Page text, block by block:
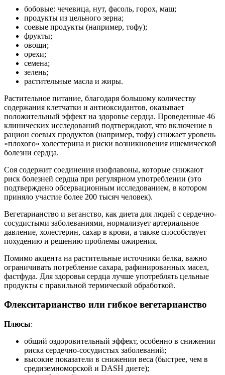
бобовые: чечевица, нут, фасоль, горох, маш;
продукты из цельного зерна;
соевые продукты (например, тофу);
фрукты;
овощи;
орехи;
семена;
зелень;
растительные масла и жиры.
Растительное питание, благодаря большому количеству
содержания клетчатки и антиоксидантов, оказывает
положительный эффект на здоровье сердца. Проведенные 46
клинических исследований подтверждают, что включение в
рацион соевых продуктов (например, тофу) снижает уровень
«плохого» холестерина и риски возникновения ишемической
болезни сердца.
Соя содержит соединения изофлавоны, которые снижают
риск болезней сердца при регулярном употреблении (это
подтверждено обсервационным исследованием, в котором
приняло участие более 200 тысяч человек).
Вегетарианство и веганство, как диета для людей с сердечно-
сосудистыми заболеваниями, нормализует артериальное
давление, холестерин, сахар в крови, а также способствует
похудению и решению проблемы ожирения.
Помимо акцента на растительные источники белка, важно
ограничивать потребление сахара, рафинированных масел,
фастфуда. Для здоровья сердца лучше употреблять цельные
продукты с правильной термической обработкой.
Флекситарианство или гибкое вегетарианство
Плюсы:
общий оздоровительный эффект, особенно в снижении
риска сердечно-сосудистых заболеваний;
высокие показатели в снижении веса (быстрее, чем в
средиземноморской и DASH диете);